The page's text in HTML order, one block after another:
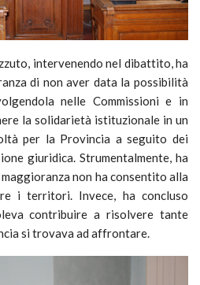
intervenendo nel dibattito, ha
di non aver data la possibilità
nelle Commissioni e in
la solidarietà istituzionale in un
per la Provincia a seguito dei
giuridica. Strumentalmente, ha
non ha consentito alla
i territori. Invece, ha concluso
contribuire a risolvere tante
si trovava ad affrontare.